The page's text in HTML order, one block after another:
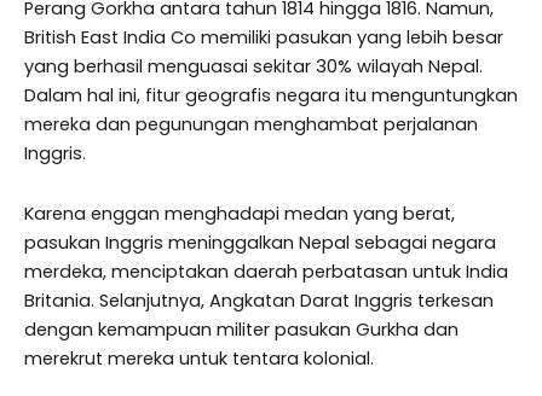
Perang Gorkha antara tahun 1814 hingga 1816. Namun,
British East India Co memiliki pasukan yang lebih besar
yang berhasil menguasai sekitar 30% wilayah Nepal.
Dalam hal ini, fitur geografis negara itu menguntungkan
mereka dan pegunungan menghambat perjalanan
Inggris.
Karena enggan menghadapi medan yang berat,
pasukan Inggris meninggalkan Nepal sebagai negara
merdeka, menciptakan daerah perbatasan untuk India
Britania. Selanjutnya, Angkatan Darat Inggris terkesan
dengan kemampuan militer pasukan Gurkha dan
merekrut mereka untuk tentara kolonial.